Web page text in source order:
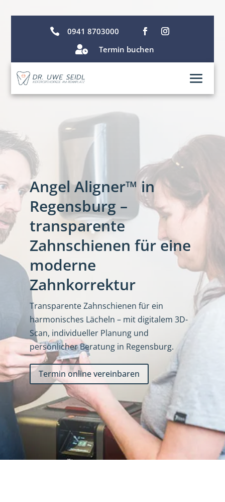
 0941 8703000
 Termin buchen
Angel Aligner™ in
Regensburg –
transparente
Zahnschienen für eine
moderne
Zahnkorrektur
Transparente Zahnschienen für ein
harmonisches Lächeln – mit digitalem 3D-
Scan, individueller Planung und
persönlicher Beratung in Regensburg.
Termin online vereinbaren